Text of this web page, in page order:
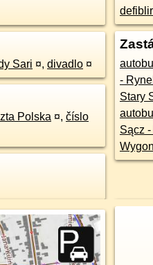
Sari ¤, divadlo ¤
Polska ¤, číslo
-
Stary
Sącz